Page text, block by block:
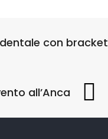
con bracket
all’Anca